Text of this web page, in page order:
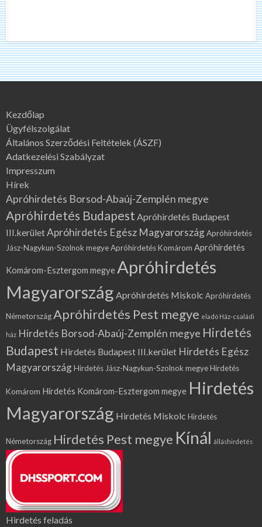
Kezdőlap
Ügyfélszolgálat
Általános Szerződési Feltételek (ÁSZF)
Adatkezelési Szabályzat
Impresszum
Hírek
Apróhirdetés Borsod-Abaúj-Zemplén megye
Apróhirdetés Budapest Apróhirdetés Budapest
III.kerületApróhirdetés Egész MagyarországApróhirdetés
Jász-Nagykun-Szolnok megyeApróhirdetés Komárom Apróhirdetés
Komárom-Esztergom megye Apróhirdetés
Magyarország Apróhirdetés Miskolc Apróhirdetés
NémetországApróhirdetés Pest megye eladó Ház-családi
ház Hirdetés Borsod-Abaúj-Zemplén megye Hirdetés
Budapest Hirdetés Budapest III.kerület Hirdetés Egész
MagyarországHirdetés Jász-Nagykun-Szolnok megyeHirdetés
Komárom Hirdetés Komárom-Esztergom megye Hirdetés
Magyarország Hirdetés Miskolc Hirdetés
Németország Hirdetés Pest megye Kínál álláshirdetés
Hirdetés feladás